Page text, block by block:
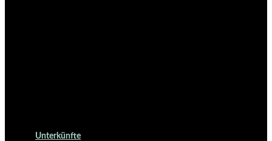
Unterkünfte